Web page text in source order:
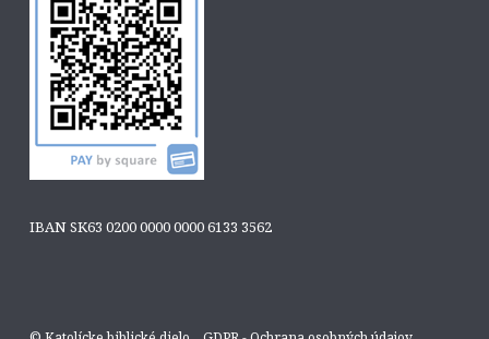
IBAN SK63 0200 0000 0000 6133 3562